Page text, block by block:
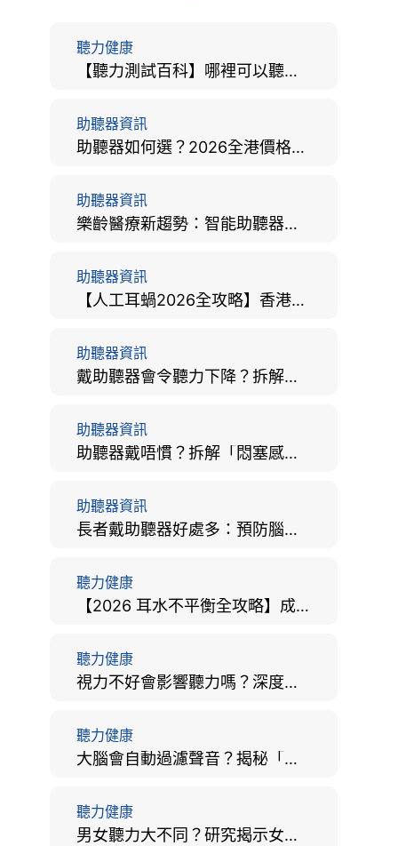
聽力健康
【聽力測試百科】哪裡可以聽力檢查？費用、標準、流程、在家聽力檢測與iPhone測試全攻略
助聽器資訊
助聽器如何選？2026全港價格比較、款式分析及老人選購全攻略
助聽器資訊
樂齡醫療新趨勢：智能助聽器結合 AI 眼底相機，如何全方位守護長者健康？
助聽器資訊
【人工耳蝸2026全攻略】香港手術費用、原理與副作用評估！
助聽器資訊
戴助聽器會令聽力下降？拆解越戴越聾迷思與聽覺剝奪真相
助聽器資訊
助聽器戴唔慣？拆解「悶塞感」成因、堵耳效應與 4 週適應期全攻略
助聽器資訊
長者戴助聽器好處多：預防腦退化、9大誤區破解及家屬陪伴全手冊
聽力健康
【2026 耳水不平衡全攻略】成因、病徵、治療及改善方法
聽力健康
視力不好會影響聽力嗎？深度拆解大腦「眼耳並用」的科學秘密
聽力健康
大腦會自動過濾聲音？揭秘「聽覺注意」機制與聽力健康的深層關係
聽力健康
男女聽力大不同？研究揭示女性聽覺更靈敏！為何男性更易聽力損失？